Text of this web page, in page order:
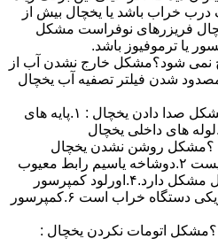
درب خراب باشد یا یخچال بیش از
فریزرهای نوفراست مشکل
یا ترموفیوز باشد.
نمی شود؟مشکل خارج نشدن آب از
ساید بای ساید : ۱.مصدود شدن فیلتر تصفیه آب یخچال
آیا یخچال صدا میدهد ؟مشکل صدا دادن یخچال : ۱.پایه های
؟مشکل روشن نشدن یخچال
:۱.یخچال به برق وصل نیست ۲.دوشاخه یاسیم رابط معیوب
است ۳.ترموستات یخچال مشکل دارد.۴.اورلود کمپرسور
معیوب است.۵.برد الکتریکی دستگاه خراب است ۶.کمپرسور
؟مشکل اتومات نکردن یخچال :